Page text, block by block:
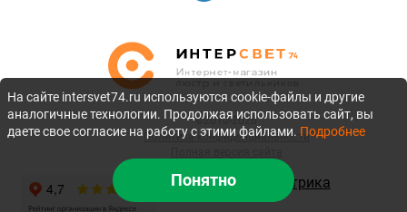
©2010-2026
Политика конфиденциальности
На сайте intersvet74.ru используются cookie-файлы и другие
аналогичные технологии. Продолжая использовать сайт, вы
даете свое согласие на работу с этими файлами. Подробнее
Понятно